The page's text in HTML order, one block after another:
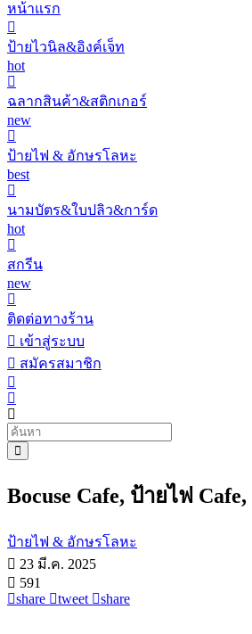
หน้าแรก
ป้ายไวนิล&อิงค์เจ็ท
hot
ฉลากสินค้า&สติกเกอร์
new
ป้ายไฟ & อักษรโลหะ
best
นามบัตร&ใบปลิว&การ์ด
hot
สกรีน
new
ติดต่อทางร้าน
เข้าสู่ระบบ
สมัครสมาชิก
Bocuse Cafe, ป้ายไฟ
ป้ายไฟ & อักษรโลหะ
23 มี.ค. 2025
591
share
tweet share